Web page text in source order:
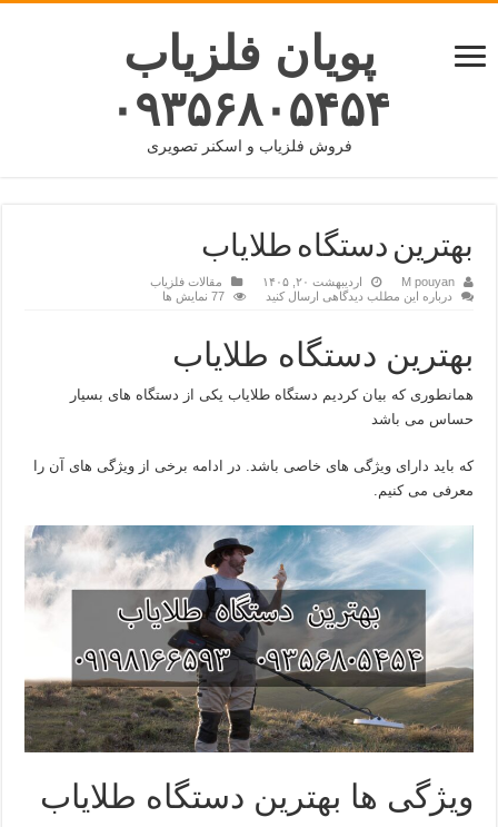
پویان فلزیاب
۰۹۳۵۶۸۰۵۴۵۴
فروش فلزیاب و اسکنر تصویری
بهترین دستگاه طلایاب
M pouyan اردیبهشت ۲۰, ۱۴۰۵
مقالات فلزیاب
درباره این مطلب دیدگاهی ارسال کنید
77 نمایش ها
بهترین دستگاه طلایاب
همانطوری که بیان کردیم دستگاه طلایاب یکی از دستگاه های بسیار
حساس می باشد
که باید دارای ویژگی های خاصی باشد. در ادامه برخی از ویژگی های آن را
معرفی می کنیم.
ویژگی ها بهترین دستگاه طلایاب